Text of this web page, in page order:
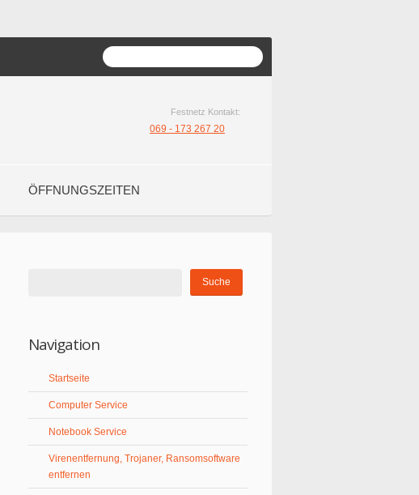
Festnetz Kontakt:
069 - 173 267 20
ÖFFNUNGSZEITEN
Navigation
Startseite
Computer Service
Notebook Service
Virenentfernung, Trojaner, Ransomsoftware
entfernen